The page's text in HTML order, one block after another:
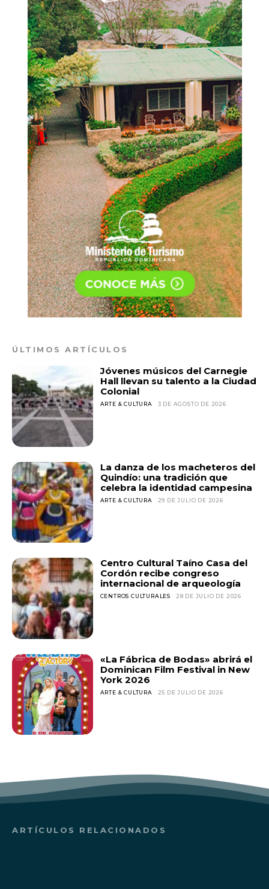
ÚLTIMOS ARTÍCULOS
Jóvenes músicos del Carnegie
Hall llevan su talento a la Ciudad
Colonial
ARTE & CULTURA 3 DE AGOSTO DE 2026
La danza de los macheteros del
Quindío: una tradición que
celebra la identidad campesina
ARTE & CULTURA 29 DE JULIO DE 2026
Centro Cultural Taíno Casa del
Cordón recibe congreso
internacional de arqueología
CENTROS CULTURALES 28 DE JULIO DE 2026
«La Fábrica de Bodas» abrirá el
Dominican Film Festival in New
York 2026
ARTE & CULTURA 25 DE JULIO DE 2026
ARTÍCULOS RELACIONADOS